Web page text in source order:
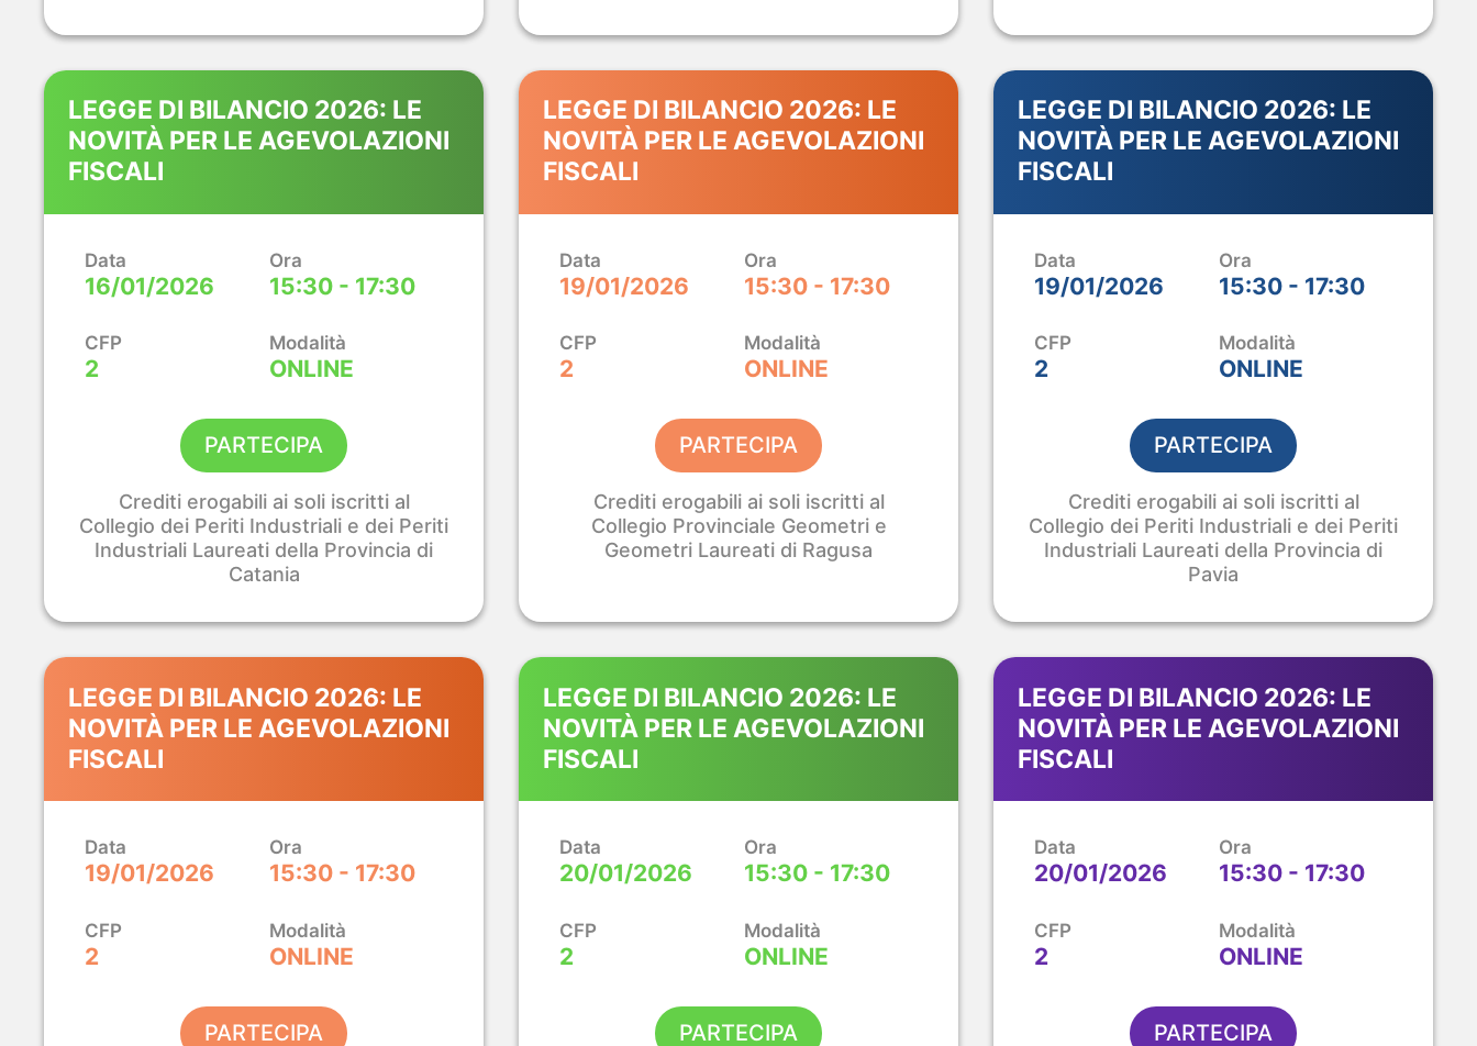
LEGGE DI BILANCIO 2026: LE
NOVITÀ PER LE AGEVOLAZIONI
FISCALI
Data Ora
16/01/2026 15:30 - 17:30
CFP Modalità
2 ONLINE
PARTECIPA
Crediti erogabili ai soli iscritti al
Collegio dei Periti Industriali e dei Periti
Industriali Laureati della Provincia di
Catania
LEGGE DI BILANCIO 2026: LE
NOVITÀ PER LE AGEVOLAZIONI
FISCALI
Data Ora
19/01/2026 15:30 - 17:30
CFP Modalità
2 ONLINE
PARTECIPA
Crediti erogabili ai soli iscritti al
Collegio Provinciale Geometri e
Geometri Laureati di Ragusa
LEGGE DI BILANCIO 2026: LE
NOVITÀ PER LE AGEVOLAZIONI
FISCALI
Data Ora
19/01/2026 15:30 - 17:30
CFP Modalità
2 ONLINE
PARTECIPA
Crediti erogabili ai soli iscritti al
Collegio dei Periti Industriali e dei Periti
Industriali Laureati della Provincia di
Pavia
LEGGE DI BILANCIO 2026: LE
NOVITÀ PER LE AGEVOLAZIONI
FISCALI
Data Ora
19/01/2026 15:30 - 17:30
CFP Modalità
2 ONLINE
PARTECIPA
LEGGE DI BILANCIO 2026: LE
NOVITÀ PER LE AGEVOLAZIONI
FISCALI
Data Ora
20/01/2026 15:30 - 17:30
CFP Modalità
2 ONLINE
PARTECIPA
LEGGE DI BILANCIO 2026: LE
NOVITÀ PER LE AGEVOLAZIONI
FISCALI
Data Ora
20/01/2026 15:30 - 17:30
CFP Modalità
2 ONLINE
PARTECIPA